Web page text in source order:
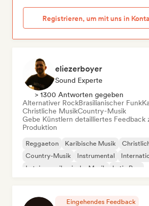
Registrieren, um mit uns in
eliezerboyer
Sound Experte
> 1300 Antworten gegeben
Alternativer RockBrasilianischer Funk
Christliche MusikCountry-Musik
Gebe Künstlern detailliertes Feedback
Produktion
Reggaeton Karibische Musik
Country-Musik
Instrumental
Lateinamerikanische Musik
Latin Pop
Eingehendes Feedback